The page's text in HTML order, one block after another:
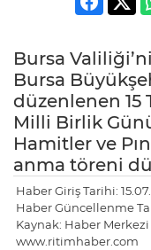
Bursa
Bursa
düzenlenen 15
Milli Birlik
Hamitler ve
anma töreni
Haber Giriş Tarihi:
Haber Güncellenme
Kaynak: Haber Merkezi
www.ritimhaber.com